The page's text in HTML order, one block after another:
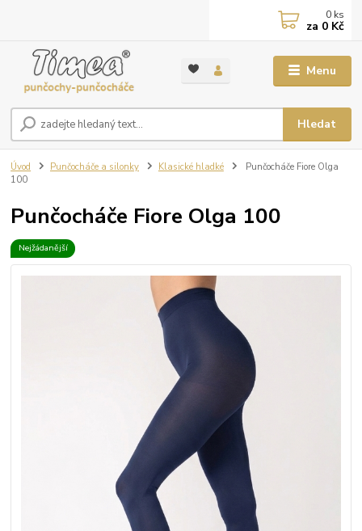
Menu
Hledat
0 ks
za 0 Kč
Úvod Punčocháče a silonky Klasické hladké
Punčocháče Fiore Olga
100
Punčocháče Fiore Olga 100
Nejžádanější